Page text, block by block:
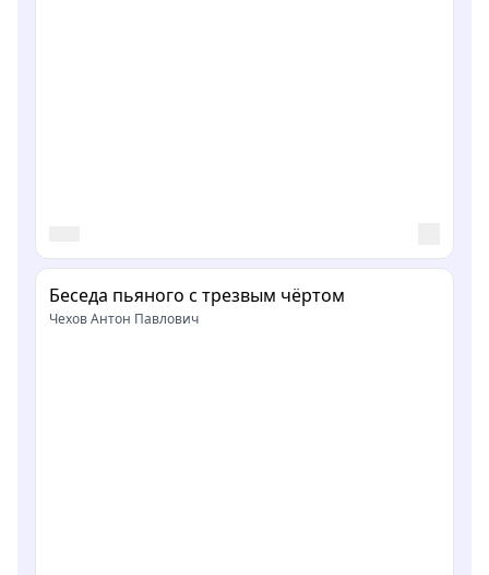
Беседа пьяного с трезвым чёртом
Чехов Антон Павлович